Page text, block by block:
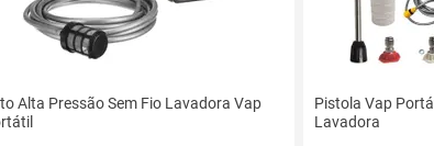
Alta Pressão Sem Fio Lavadora Vap
Pistola Vap
Lavadora